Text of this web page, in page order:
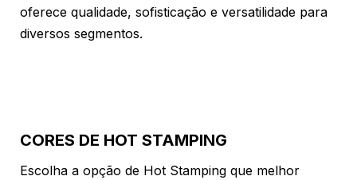
oferece qualidade, sofisticação e versatilidade para
diversos segmentos.
CORES DE HOT STAMPING
Escolha a opção de Hot Stamping que melhor